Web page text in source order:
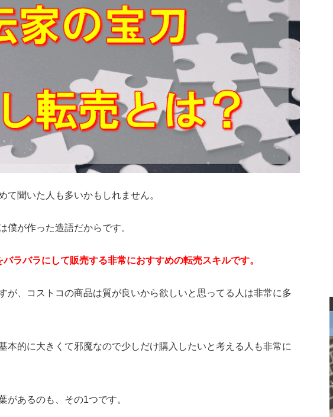
て聞いた人も多いかもしれません。
僕が作った造語だからです。
ラバラにして販売する非常におすすめの転売スキルです。
が、コストコの商品は質が良いから欲しいと思ってる人は非常に多
本的に大きくて邪魔なので少しだけ購入したいと考える人も非常に
があるのも、その1つです。